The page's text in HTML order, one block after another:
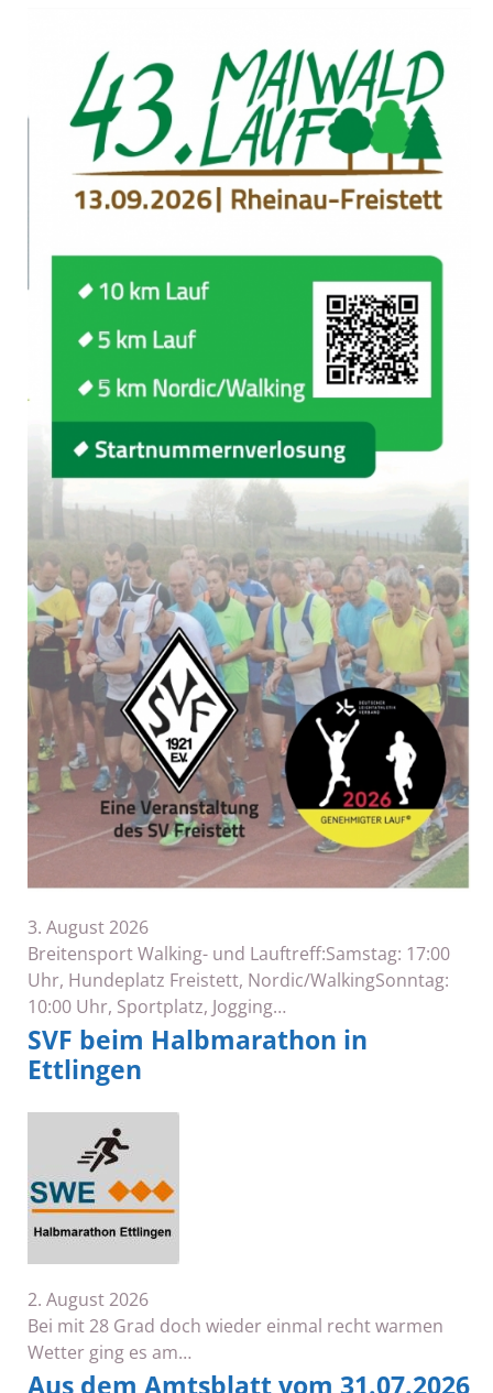
3. August 2026
Breitensport Walking- und Lauftreff:Samstag: 17:00
Uhr, Hundeplatz Freistett, Nordic/WalkingSonntag:
10:00 Uhr, Sportplatz, Jogging…
SVF beim Halbmarathon in
Ettlingen
2. August 2026
Bei mit 28 Grad doch wieder einmal recht warmen
Wetter ging es am…
Aus dem Amtsblatt vom 31.07.2026